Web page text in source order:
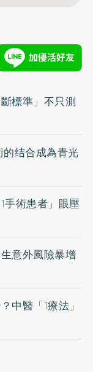
標準」不只測
结合成為青光
手術患者」眼壓
意外風險暴增
中醫「1療法」